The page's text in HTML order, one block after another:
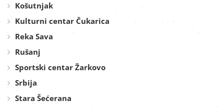
Košutnjak
Kulturni centar Čukarica
Reka Sava
Rušanj
Sportski centar Žarkovo
Srbija
Stara Šećerana